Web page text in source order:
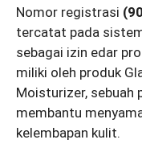
Nomor registrasi
tercatat pada
sebagai izin edar
miliki oleh produk
Moisturizer, sebuah
membantu
kelembapan kulit.